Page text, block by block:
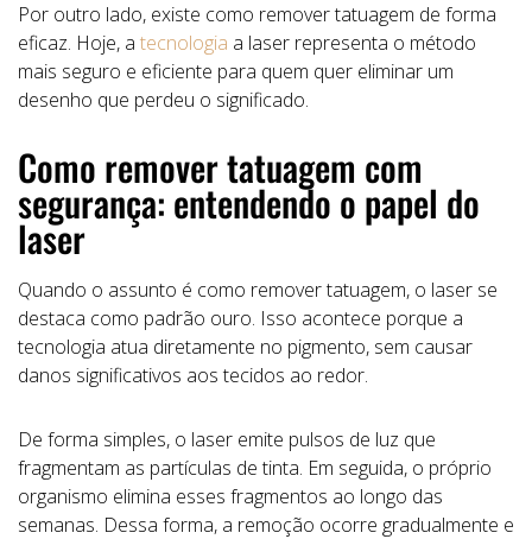
Por outro lado, existe como remover tatuagem de forma
eficaz. Hoje, a tecnologia a laser representa o método
mais seguro e eficiente para quem quer eliminar um
desenho que perdeu o significado.
Como remover tatuagem com
segurança: entendendo o papel do
laser
Quando o assunto é como remover tatuagem, o laser se
destaca como padrão ouro. Isso acontece porque a
tecnologia atua diretamente no pigmento, sem causar
danos significativos aos tecidos ao redor.
De forma simples, o laser emite pulsos de luz que
fragmentam as partículas de tinta. Em seguida, o próprio
organismo elimina esses fragmentos ao longo das
semanas. Dessa forma, a remoção ocorre gradualmente e